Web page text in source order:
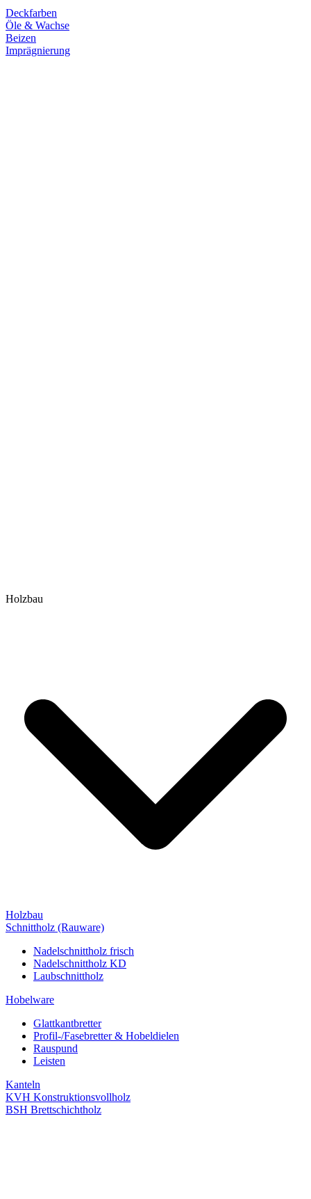
Deckfarben
Öle & Wachse
Beizen
Imprägnierung
Holzbau
Holzbau
Schnittholz (Rauware)
Nadelschnittholz frisch
Nadelschnittholz KD
Laubschnittholz
Hobelware
Glattkantbretter
Profil-/Fasebretter & Hobeldielen
Rauspund
Leisten
Kanteln
KVH Konstruktionsvollholz
BSH Brettschichtholz